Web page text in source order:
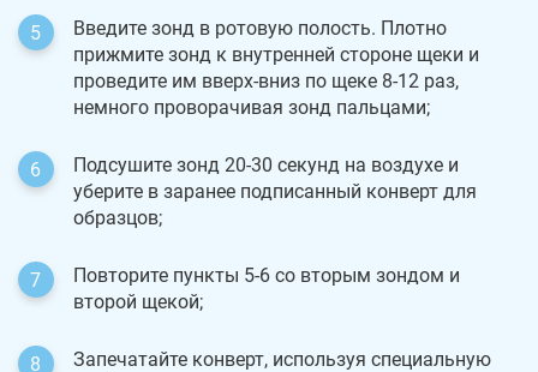
Введите зонд в ротовую полость. Плотно
прижмите зонд к внутренней стороне щеки и
проведите им вверх-вниз по щеке 8-12 раз,
немного проворачивая зонд пальцами;
Подсушите зонд 20-30 секунд на воздухе и
уберите в заранее подписанный конверт для
образцов;
Повторите пункты 5-6 со вторым зондом и
второй щекой;
Запечатайте конверт, используя специальную